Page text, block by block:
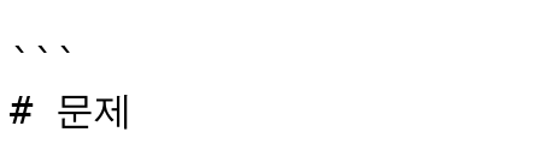
```
# 문제